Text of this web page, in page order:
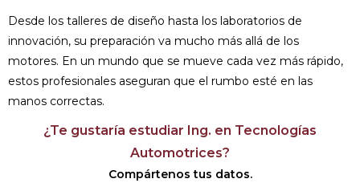
Desde los talleres de diseño hasta los laboratorios de
innovación, su preparación va mucho más allá de los
motores. En un mundo que se mueve cada vez más rápido,
estos profesionales aseguran que el rumbo esté en las
manos correctas.
¿Te gustaría estudiar Ing. en Tecnologías
Automotrices?
Compártenos tus datos.